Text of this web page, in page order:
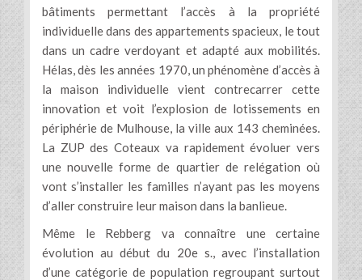
bâtiments permettant l’accès à la propriété
individuelle dans des appartements spacieux, le tout
dans un cadre verdoyant et adapté aux mobilités.
Hélas, dès les années 1970, un phénomène d’accès à
la maison individuelle vient contrecarrer cette
innovation et voit l’explosion de lotissements en
périphérie de Mulhouse, la ville aux 143 cheminées.
La ZUP des Coteaux va rapidement évoluer vers
une nouvelle forme de quartier de relégation où
vont s’installer les familles n’ayant pas les moyens
d’aller construire leur maison dans la banlieue.
Même le Rebberg va connaître une certaine
évolution au début du 20e s., avec l’installation
d’une catégorie de population regroupant surtout